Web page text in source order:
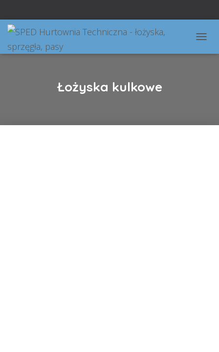
R
A
Łożyska kulkowe